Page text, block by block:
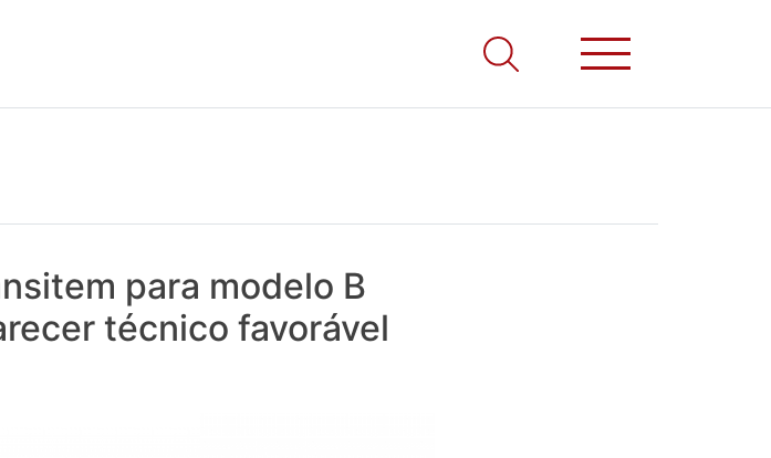
o que se passa na Saúde!
para modelo B
técnico favorável